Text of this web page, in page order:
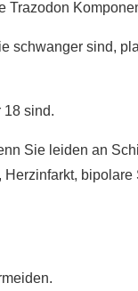
Trazodon
schwanger sind,
18 sind.
Sie leiden an